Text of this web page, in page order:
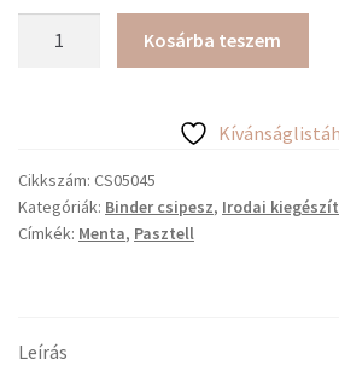
Kosárba teszem
Cikkszám: CS05045
Kategóriák: Binder csipesz, Irodai
Címkék: Menta, Pasztell
Leírás